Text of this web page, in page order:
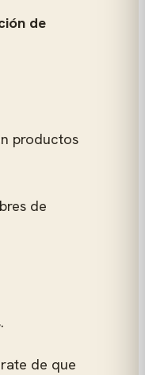
de
productos
de
de que